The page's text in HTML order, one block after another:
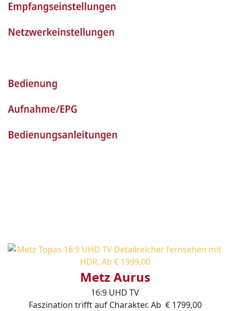
Metz Aurus
16:9 UHD TV
Faszination trifft auf Charakter. Ab € 1799,00